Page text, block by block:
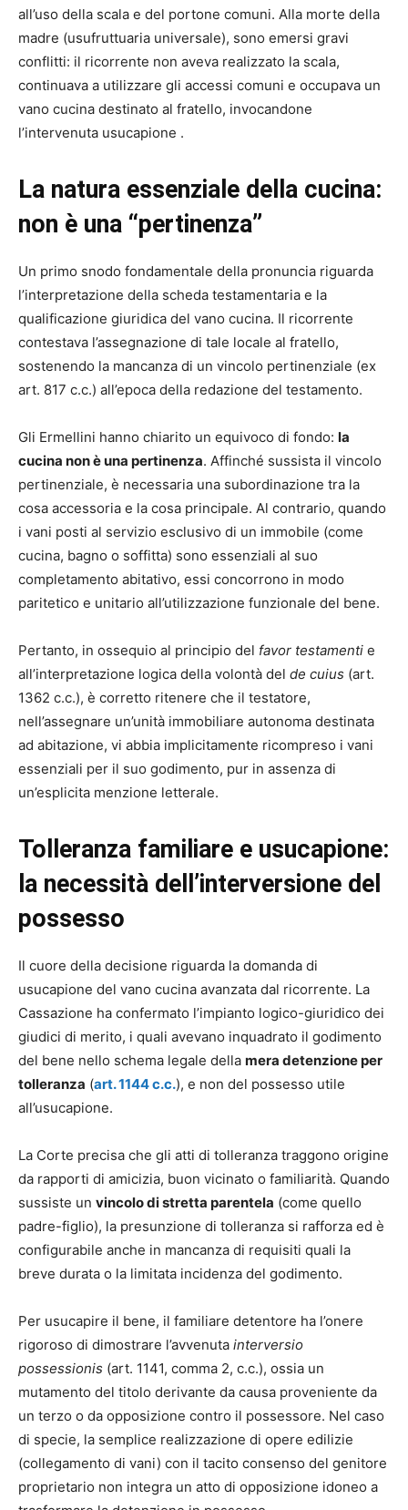
all’uso della scala e del portone comuni. Alla morte della
madre (usufruttuaria universale), sono emersi gravi
conflitti: il ricorrente non aveva realizzato la scala,
continuava a utilizzare gli accessi comuni e occupava un
vano cucina destinato al fratello, invocandone
l’intervenuta usucapione .
La natura essenziale della cucina:
non è una “pertinenza”
Un primo snodo fondamentale della pronuncia riguarda
l’interpretazione della scheda testamentaria e la
qualificazione giuridica del vano cucina. Il ricorrente
contestava l’assegnazione di tale locale al fratello,
sostenendo la mancanza di un vincolo pertinenziale (ex
art. 817 c.c.) all’epoca della redazione del testamento.
Gli Ermellini hanno chiarito un equivoco di fondo: la
cucina non è una pertinenza. Affinché sussista il vincolo
pertinenziale, è necessaria una subordinazione tra la
cosa accessoria e la cosa principale. Al contrario, quando
i vani posti al servizio esclusivo di un immobile (come
cucina, bagno o soffitta) sono essenziali al suo
completamento abitativo, essi concorrono in modo
paritetico e unitario all’utilizzazione funzionale del bene.
Pertanto, in ossequio al principio del favor testamenti e
all’interpretazione logica della volontà del de cuius (art.
1362 c.c.), è corretto ritenere che il testatore,
nell’assegnare un’unità immobiliare autonoma destinata
ad abitazione, vi abbia implicitamente ricompreso i vani
essenziali per il suo godimento, pur in assenza di
un’esplicita menzione letterale.
Tolleranza familiare e usucapione:
la necessità dell’interversione del
possesso
Il cuore della decisione riguarda la domanda di
usucapione del vano cucina avanzata dal ricorrente. La
Cassazione ha confermato l’impianto logico-giuridico dei
giudici di merito, i quali avevano inquadrato il godimento
del bene nello schema legale della mera detenzione per
tolleranza (art. 1144 c.c.), e non del possesso utile
all’usucapione.
La Corte precisa che gli atti di tolleranza traggono origine
da rapporti di amicizia, buon vicinato o familiarità. Quando
sussiste un vincolo di stretta parentela (come quello
padre-figlio), la presunzione di tolleranza si rafforza ed è
configurabile anche in mancanza di requisiti quali la
breve durata o la limitata incidenza del godimento.
Per usucapire il bene, il familiare detentore ha l’onere
rigoroso di dimostrare l’avvenuta interversio
possessionis (art. 1141, comma 2, c.c.), ossia un
mutamento del titolo derivante da causa proveniente da
un terzo o da opposizione contro il possessore. Nel caso
di specie, la semplice realizzazione di opere edilizie
(collegamento di vani) con il tacito consenso del genitore
proprietario non integra un atto di opposizione idoneo a